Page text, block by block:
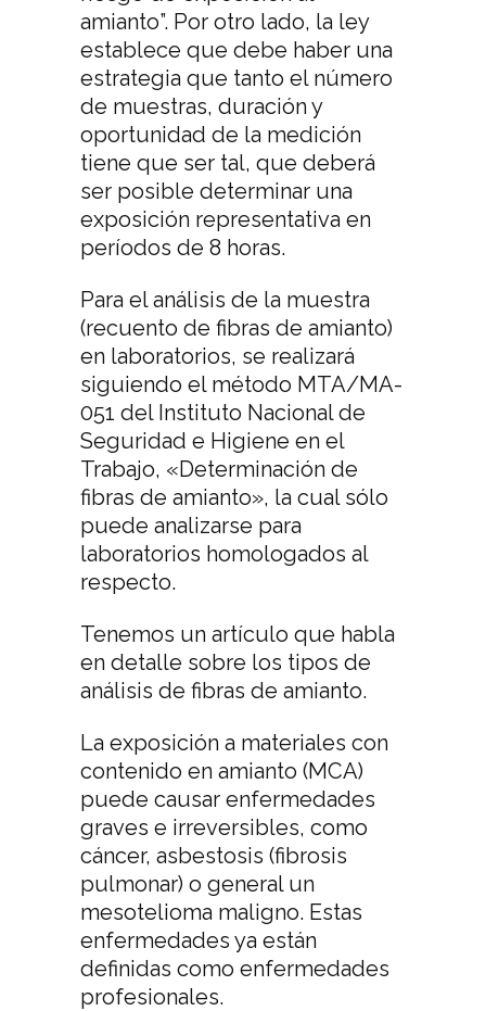
amianto”. Por otro lado, la ley
establece que debe haber una
estrategia que tanto el número
de muestras, duración y
oportunidad de la medición
tiene que ser tal, que deberá
ser posible determinar una
exposición representativa en
períodos de 8 horas.
Para el análisis de la muestra
(recuento de fibras de amianto)
en laboratorios, se realizará
siguiendo el método MTA/MA-
051 del Instituto Nacional de
Seguridad e Higiene en el
Trabajo, «Determinación de
fibras de amianto», la cual sólo
puede analizarse para
laboratorios homologados al
respecto.
Tenemos un artículo que habla
en detalle sobre los tipos de
análisis de fibras de amianto.
La exposición a materiales con
contenido en amianto (MCA)
puede causar enfermedades
graves e irreversibles, como
cáncer, asbestosis (fibrosis
pulmonar) o general un
mesotelioma maligno. Estas
enfermedades ya están
definidas como enfermedades
profesionales.